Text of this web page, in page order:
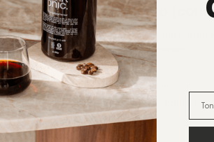
don't currently ship to
select your shipping destination and
product selection and delivery options.
Switzerland (CHF
CHF)